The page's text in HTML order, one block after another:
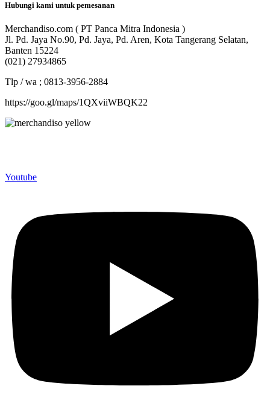
Hubungi kami untuk pemesanan
Merchandiso.com ( PT Panca Mitra Indonesia )
Jl. Pd. Jaya No.90, Pd. Jaya, Pd. Aren, Kota Tangerang Selatan,
Banten 15224
(021) 27934865
Tlp / wa ; 0813-3956-2884
https://goo.gl/maps/1QXviiWBQK22
Youtube